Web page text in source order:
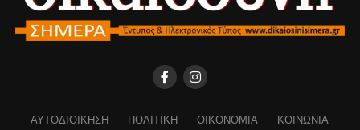
ΑΥΤΟΔΙΟΊΚΗΣΗ ΠΟΛΙΤΙΚΉ ΟΙΚΟΝΟΜΊΑ ΚΟΙΝΩΝΊΑ